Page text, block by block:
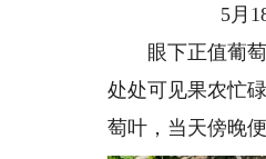
5月18
眼下正值葡萄
处处可见果农忙
萄叶，当天傍晚